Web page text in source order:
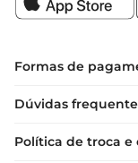
também são
suas receitas.
de saborear
Formas de
Dúvidas
Política de troca e